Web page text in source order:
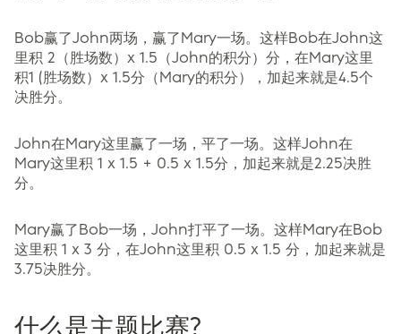
Bob赢了John两场，赢了Mary一场。这样Bob在John这
里积 2（胜场数）x 1.5（John的积分）分，在Mary这里
积1 (胜场数）x 1.5分（Mary的积分），加起来就是4.5个
决胜分。
John在Mary这里赢了一场，平了一场。这样John在
Mary这里积 1 x 1.5 + 0.5 x 1.5分，加起来就是2.25决胜
分。
Mary赢了Bob一场，John打平了一场。这样Mary在Bob
这里积 1 x 3 分，在John这里积 0.5 x 1.5 分，加起来就是
3.75决胜分。
什么是主题比赛?